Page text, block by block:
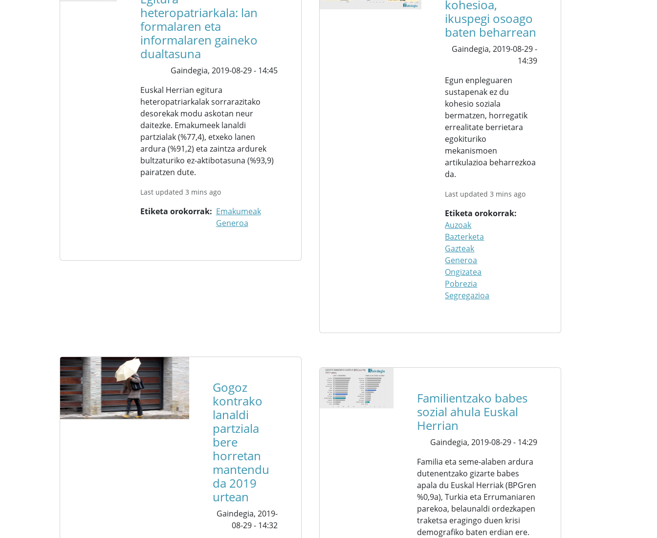
heteropatriarkala: lan
formalaren eta
informalaren gaineko
dualtasuna
Gaindegia, 2019-08-29 - 14:45
Euskal Herrian egitura
heteropatriarkalak sorrarazitako
desorekak modu askotan neur
daitezke. Emakumeek lanaldi
partzialak (%77,4), etxeko lanen
ardura (%91,2) eta zaintza ardurek
bultzaturiko ez-aktibotasuna (%93,9)
pairatzen dute.
Last updated 3 mins ago
Etiketa orokorrak
Emakumeak
Generoa
kohesioa,
ikuspegi osoago
baten beharrean
Gaindegia, 2019-08-29 -
14:39
Egun enpleguaren
sustapenak ez du
kohesio soziala
bermatzen, horregatik
errealitate berrietara
egokituriko
mekanismoen
artikulazioa beharrezkoa
da.
Last updated 3 mins ago
Etiketa orokorrak
Auzoak
Bazterketa
Gazteak
Generoa
Ongizatea
Pobrezia
Segregazioa
Gogoz
kontrako
lanaldi
partziala
bere
horretan
mantendu
da 2019
urtean
Gaindegia, 2019-
08-29 - 14:32
Familientzako babes
sozial ahula Euskal
Herrian
Gaindegia, 2019-08-29 - 14:29
Familia eta seme-alaben ardura
dutenentzako gizarte babes
apala du Euskal Herriak (BPGren
%0,9a), Turkia eta Errumaniaren
parekoa, belaunaldi ordezkapen
traketsa eragingo duen krisi
demografiko baten erdian ere.